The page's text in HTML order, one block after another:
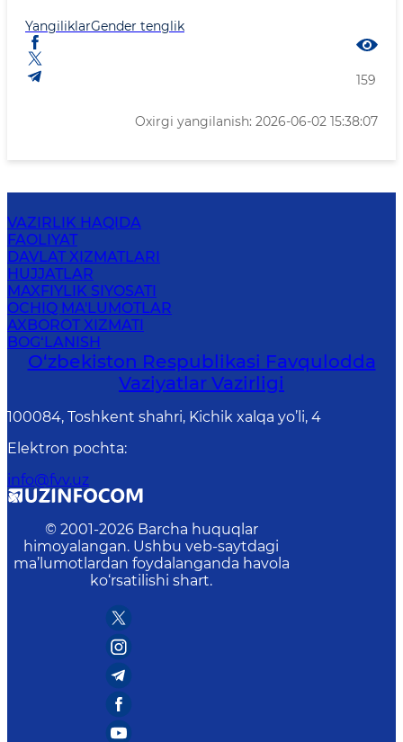
YangiliklarGender tenglik
159
Oxirgi yangilanish: 2026-06-02 15:38:07
VAZIRLIK HAQIDA
FAOLIYAT
DAVLAT XIZMATLARI
HUJJATLAR
MAXFIYLIK SIYOSATI
OCHIQ MA'LUMOTLAR
AXBOROT XIZMATI
BOG‘LANISH
O‘zbеkistоn Rеspublikаsi Favqulodda
Vaziyatlar Vazirligi
100084, Toshkent shahri, Kichik xalqa yo’li, 4
Elektron pochta:
info@fvv.uz
© 2001-2026 Barcha huquqlar
himoyalangan. Ushbu veb-saytdagi
ma’lumotlardan foydalanganda havola
ko‘rsatilishi shart.